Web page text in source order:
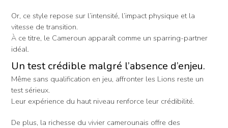
Or, ce style repose sur l’intensité, l’impact physique et la
vitesse de transition.
À ce titre, le Cameroun apparaît comme un sparring-partner
idéal.
Un test crédible malgré l’absence d’enjeu.
Même sans qualification en jeu, affronter les Lions reste un
test sérieux.
Leur expérience du haut niveau renforce leur crédibilité.
De plus, la richesse du vivier camerounais offre des